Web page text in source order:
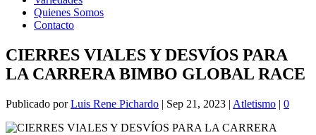
Quienes Somos
Contacto
CIERRES VIALES Y DESVÍOS PARA
LA CARRERA BIMBO GLOBAL RACE
Publicado porLuis Rene Pichardo | Sep 21, 2023 | Atletismo | 0